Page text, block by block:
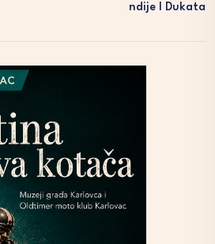
Ndije I Dukata